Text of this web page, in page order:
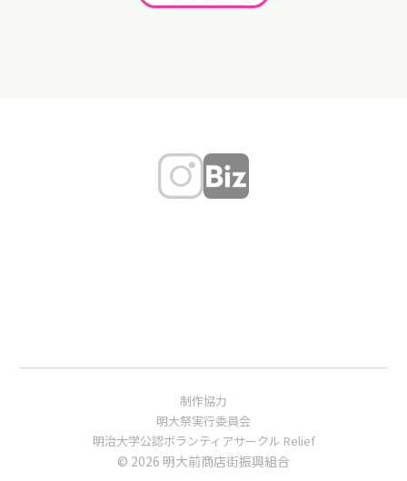
制作協力
明大祭実行委員会
明治大学公認ボランティアサークル Relief
© 2026 明大前商店街振興組合